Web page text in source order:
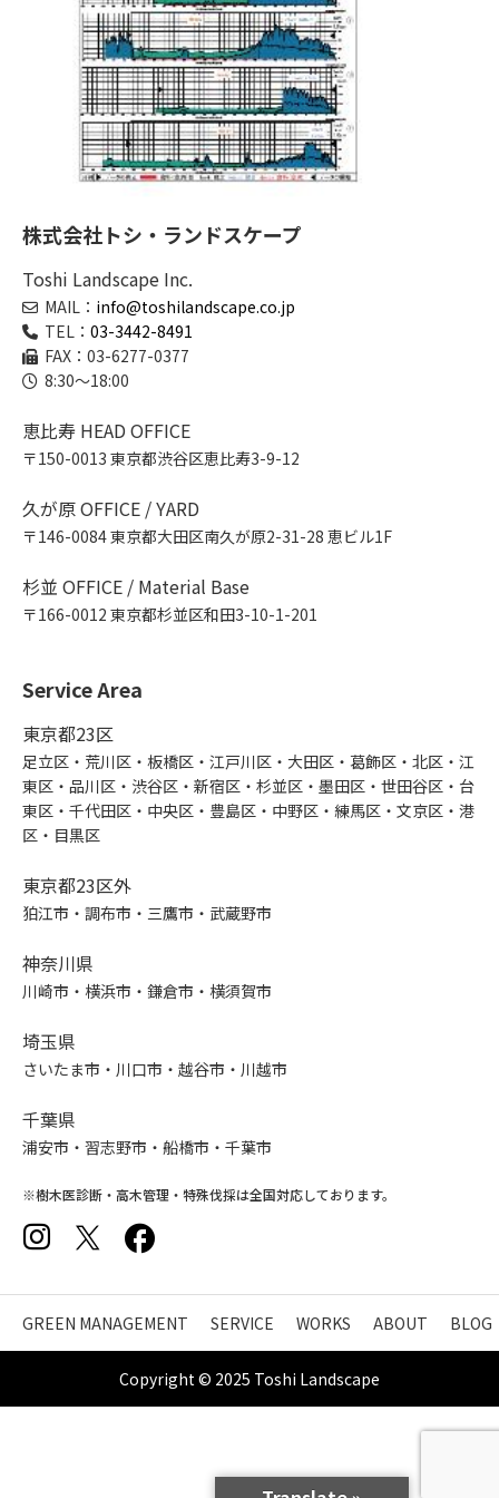
株式会社トシ・ランドスケープ
Toshi Landscape Inc.
MAIL： info@toshilandscape.co.jp
TEL： 03-3442-8491
FAX：03-6277-0377
8:30～18:00
恵比寿 HEAD OFFICE
〒150-0013 東京都渋谷区恵比寿3-9-12
久が原 OFFICE / YARD
〒146-0084 東京都大田区南久が原2-31-28 恵ビル1F
杉並 OFFICE / Material Base
〒166-0012 東京都杉並区和田3-10-1-201
Service Area
東京都23区
足立区・荒川区・板橋区・江戸川区・大田区・葛飾区・北区・江
東区・品川区・渋谷区・新宿区・杉並区・墨田区・世田谷区・台
東区・千代田区・中央区・豊島区・中野区・練馬区・文京区・港
区・目黒区
東京都23区外
狛江市・調布市・三鷹市・武蔵野市
神奈川県
川崎市・横浜市・鎌倉市・横須賀市
埼玉県
さいたま市・川口市・越谷市・川越市
千葉県
浦安市・習志野市・船橋市・千葉市
※樹木医診断・高木管理・特殊伐採は全国対応しております。
GREEN MANAGEMENT SERVICE WORKS ABOUT BLOG
Copyright © 2025 Toshi Landscape